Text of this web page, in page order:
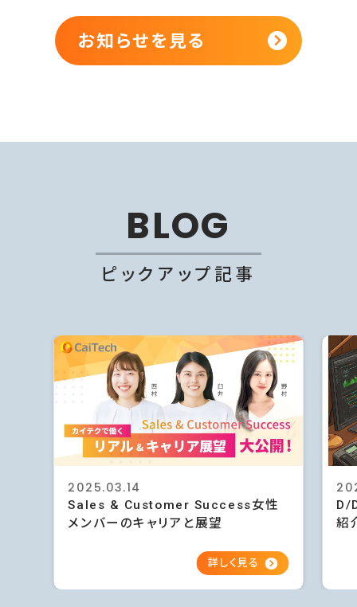
お知らせを見る
BLOG
ピックアップ記事
2025.03.14
Sales & Customer Success女性
メンバーのキャリアと展望
D/
紹